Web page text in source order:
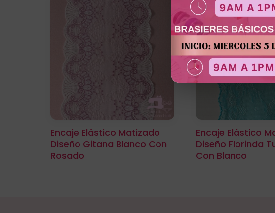
Encaje Elástico Matizado
Diseño Gitana Blanco Con
Rosado
Encaje Elástico
Diseño Florinda
Con Blanco